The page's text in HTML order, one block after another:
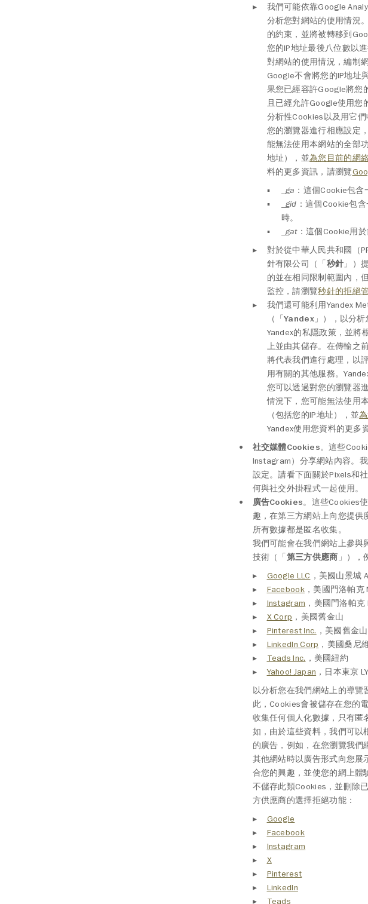
我們可能依靠Google
分析您對網站的使用情況
的約束，並將被轉移到
您的IP地址最後八位數以
對網站的使用情況，編制
Google不會將您的IP地址
果您已經容許Google將您
且已經允許Google使用
分析性Cookies以及用它
您的瀏覽器進行相應設定
能無法使用本網站的全部
地址），並為您目前的網
料的更多資訊，請瀏覽
_ga ：這個Cookie包
_gid ：這個Cookie包
時。
_gat：這個Cookie用
對於從中華人民共和國（
針有限公司（「秒針 」）
的並在相同限制範圍內，
監控，請瀏覽秒針的拒絕
我們還可能利用Yandex
（「Yandex」），以分析
Yandex的私隱政策，並將
上並由其儲存。在傳輸之
將代表我們進行處理，以
用有關的其他服務。
您可以透過對您的瀏覽器
情況下，您可能無法使用
（包括您的IP地址），並
Yandex使用您資料的更多
社交媒體Cookies。這些
Instagram）分享網站內容。
設定。請看下面關於Pixels和
何與社交外掛程式一起使用。
廣告Cookies。這些Cookies
趣，在第三方網站上向您提供
所有數據都是匿名收集。
我們可能會在我們網站上參與
技術（「第三方供應商 」），
Google LLC ，美國山景城
Facebook，美國門洛帕克
Instagram ，美國門洛帕
X Corp ，美國舊金山
Pinterest Inc. ，美國舊金山
LinkedIn Corp ，美國桑尼
Teads Inc. ，美國紐約
Yahoo! Japan ，日本東京
以分析您在我們網站上的導
此，Cookies會被儲存在您的
收集任何個人化數據，只有匿
如，由於這些資料，我們可
的廣告，例如，在您瀏覽我
其他網站時以廣告形式向您
合您的興趣，並使您的網上體
不儲存此類Cookies，並刪除
方供應商的選擇拒絕功能：
Google
Facebook
Instagram
X
Pinterest
LinkedIn
Teads